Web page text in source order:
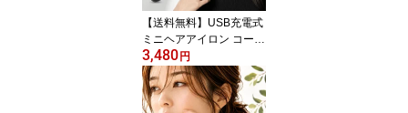
照明器具 ソロキャンプ
【H】
【送料無料】USB充電式
ミニヘアアイロン コード
レス 最高温度205度 コン
パクト 持ち運びに便利
携帯用 ストレートアイロ
ン こて コテ 自動電源オ
3,480円